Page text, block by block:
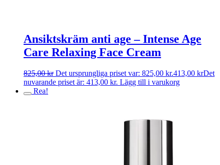
Ansiktskräm anti age – Intense Age
Care Relaxing Face Cream
825,00kr Det ursprungliga priset var: 825,00 kr.413,00 krDet
nuvarande priset är: 413,00 kr. Lägg till i varukorg
Rea!